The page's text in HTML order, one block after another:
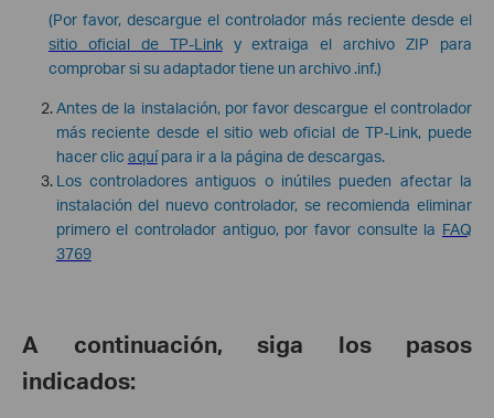
(Por favor, descargue el controlador más reciente desde el
sitio oficial de TP-Linky extraiga el archivo ZIP para
comprobar si su adaptador tiene un archivo .inf.)
Antes de la instalación, por favor descargue el controlador
más reciente desde el sitio web oficial de TP-Link, puede
hacer clic aquípara ir a la página de descargas.
Los controladores antiguos o inútiles pueden afectar la
instalación del nuevo controlador, se recomienda eliminar
primero el controlador antiguo, por favor consulte la FAQ
3769
A continuación, siga los pasos
indicados: